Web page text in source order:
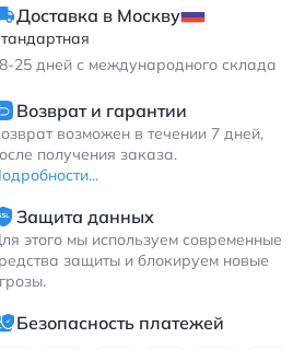
Доставка в Москву
25 дней с международного склада
Возврат и гарантии
возможен в течении 7 дней,
получения заказа.
Защита данных
этого мы используем современные
защиты и блокируем новые
Безопасность платежей